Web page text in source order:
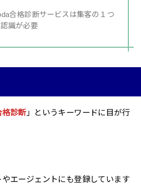
合格診断サービスは集客の１つ
識が必要
格診断」というキーワードに目が行
エージェントにも登録しています